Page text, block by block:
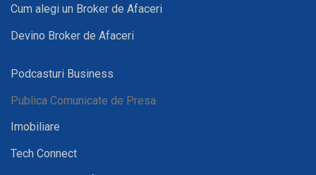
Cum alegi un Broker de Afaceri
Devino Broker de Afaceri
Podcasturi Business
Publica Comunicate de Presa
Imobiliare
Tech Connect